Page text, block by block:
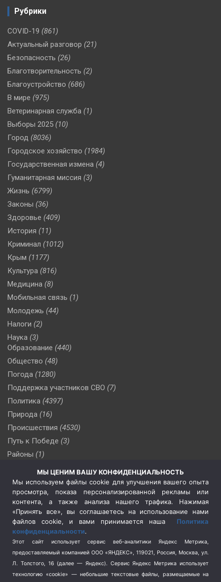
Рубрики
COVID-19 (861)
Актуальный разговор (21)
Безопасность (26)
Благотворительность (2)
Благоустройство (686)
В мире (975)
Ветеринарная служба (1)
Выборы 2025 (10)
Город (8036)
Городское хозяйство (1984)
Государственная измена (4)
Гуманитарная миссия (3)
Жизнь (6799)
Законы (36)
Здоровье (409)
История (11)
Криминал (1012)
Крым (1177)
Культура (816)
Медицина (8)
Мобильная связь (1)
Молодежь (44)
Налоги (2)
Наука (3)
Образование (440)
Общество (48)
Погода (1280)
Поддержка участников СВО (7)
Политика (4397)
Природа (16)
Происшествия (4530)
Путь к Победе (3)
Районы (1)
(510)
Сельское хозяйство (3)
Социальная политика
(3)
Спецоперация в Украине
Спецоперация на Украине
(404)
Спорт (740)
Терроризм (1)
Транспорт (262)
МЫ ЦЕНИМ ВАШУ КОНФИДЕНЦИАЛЬНОСТЬ
Мы используем файлы cookie для улучшения вашего опыта
просмотра, показа персонализированной рекламы или
контента, а также анализа нашего трафика. Нажимая
«Принять все», вы соглашаетесь на использование нами
файлов cookie, и вами принимается наша Политика
конфиденциальности.
Этот сайт использует сервис веб-аналитики Яндекс Метрика,
предоставляемый компанией ООО «ЯНДЕКС», 119021, Россия, Москва, ул.
Л. Толстого, 16 (далее — Яндекс). Сервис Яндекс Метрика использует
технологию «cookie» — небольшие текстовые файлы, размещаемые на